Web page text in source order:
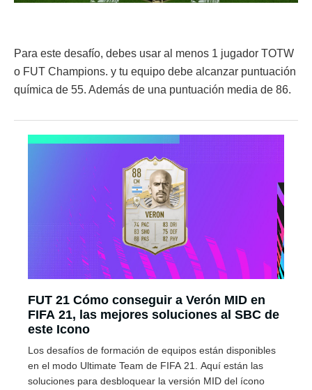
Para este desafío, debes usar al menos 1 jugador TOTW
o FUT Champions. y tu equipo debe alcanzar puntuación
química de 55. Además de una puntuación media de 86.
FUT 21 Cómo conseguir a Verón MID en
FIFA 21, las mejores soluciones al SBC de
este Icono
Los desafíos de formación de equipos están disponibles
en el modo Ultimate Team de FIFA 21. Aquí están las
soluciones para desbloquear la versión MID del ícono